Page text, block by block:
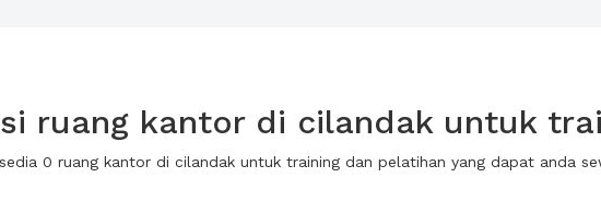
ruang kantor di cilandak untuk
0 ruang kantor di cilandak untuk training dan pelatihan yang dapat anda